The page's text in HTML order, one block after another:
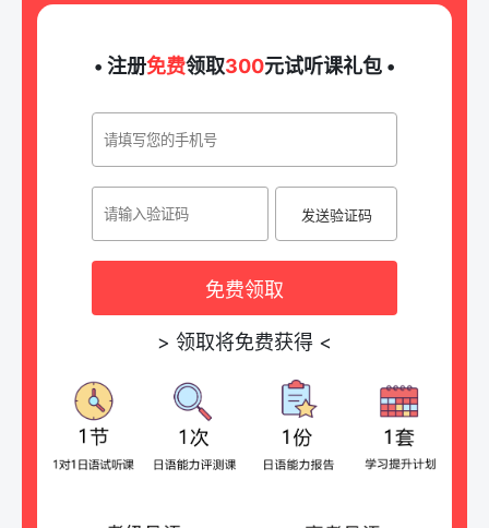
• 注册免费领取300元试听课礼包 •
发送验证码
免费领取
> 领取将免费获得 <